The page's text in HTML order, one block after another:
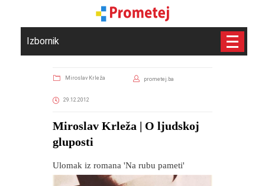
Izbornik
Miroslav Krleža prometej.ba
29.12.2012
Miroslav Krleža | O ljudskoj
gluposti
Ulomak iz romana 'Na rubu pameti'